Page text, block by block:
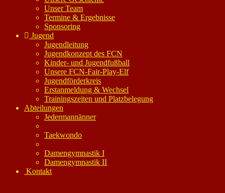
Unser Team
Termine & Ergebnisse
Sponsoring
Jugend
Jugendleitung
Jugendkonzept des FCN
Kinder- und Jugendfußball
Unsere FCN-Fair-Play-Elf
Jugendförderkreis
Erstanmeldung & Wechsel
Trainingszeiten und Platzbelegung
Abteilungen
Jedermannänner
Taekwondo
Damengymnastik I
Damengymnastik II
Kontakt